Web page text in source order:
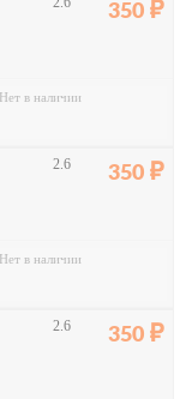
350
Нет в наличии
2.6 350
Нет в наличии
2.6 350